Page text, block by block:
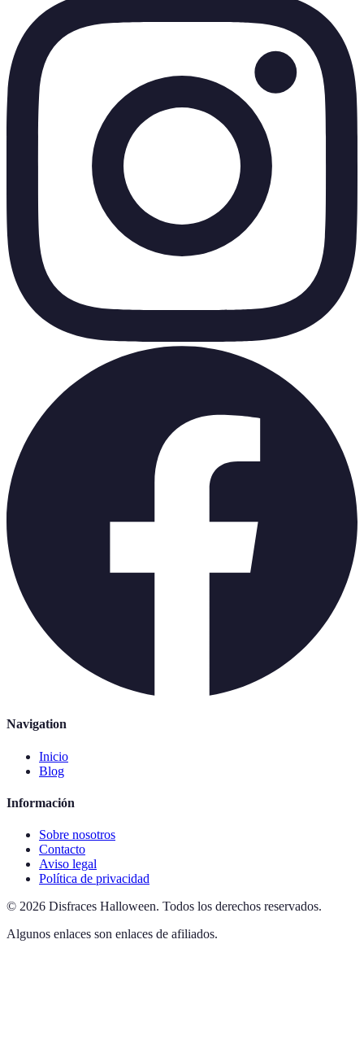
Navigation
Inicio
Blog
Información
Sobre nosotros
Contacto
Aviso legal
Política de privacidad
© 2026 Disfraces Halloween. Todos los derechos reservados.
Algunos enlaces son enlaces de afiliados.